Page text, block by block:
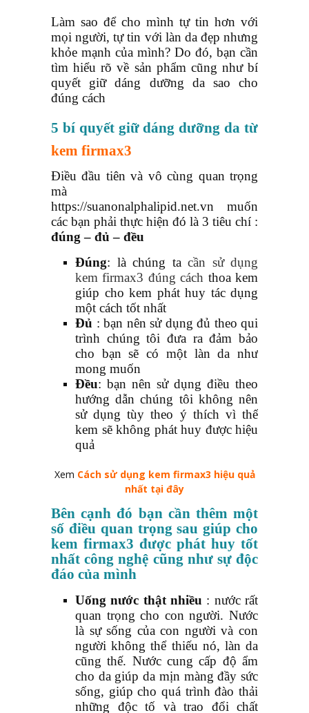
Làm sao để cho mình tự tin hơn với
mọi người, tự tin với làn da đẹp nhưng
khỏe mạnh của mình? Do đó, bạn cần
tìm hiểu rõ về sản phẩm cũng như bí
quyết giữ dáng dưỡng da sao cho
đúng cách
5 bí quyết giữ dáng dưỡng da từ
kem firmax3
Điều đầu tiên và vô cùng quan trọng
mà
https://suanonalphalipid.net.vn muốn
các bạn phải thực hiện đó là 3 tiêu chí :
đúng – đủ – đều
Đúng: là chúng ta cần sử dụng
kem firmax3 đúng cách thoa kem
giúp cho kem phát huy tác dụng
một cách tốt nhất
Đủ : bạn nên sử dụng đủ theo qui
trình chúng tôi đưa ra đảm bảo
cho bạn sẽ có một làn da như
mong muốn
Đều: bạn nên sử dụng điều theo
hướng dẫn chúng tôi không nên
sử dụng tùy theo ý thích vì thế
kem sẽ không phát huy được hiệu
quả
Xem Cách sử dụng kem firmax3 hiệu quả
nhất tại đây
Bên cạnh đó bạn cần thêm một
số điều quan trọng sau giúp cho
kem firmax3 được phát huy tốt
nhất công nghệ cũng như sự độc
đáo của mình
Uống nước thật nhiều : nước rất
quan trọng cho con người. Nước
là sự sống của con người và con
người không thể thiếu nó, làn da
cũng thế. Nước cung cấp độ ẩm
cho da giúp da mịn màng đầy sức
sống, giúp cho quá trình đào thải
những độc tố và trao đổi chất